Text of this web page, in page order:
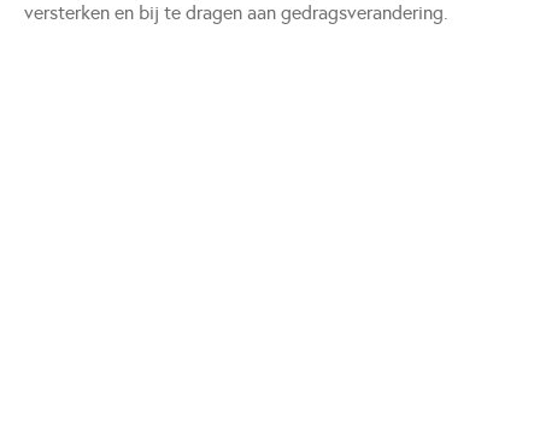
versterken en bij te dragen aan gedragsverandering.